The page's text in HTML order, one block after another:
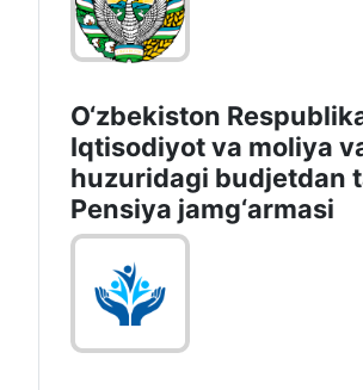
O‘zbekiston
Iqtisodiyot va moliya
huzuridagi budjetdan
Pensiya jamg‘armasi